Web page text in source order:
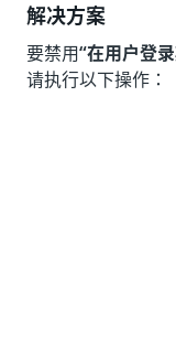
解决方案
要禁用“在用户登
请执行以下操作：